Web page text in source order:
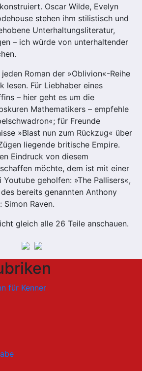
Oscar Wilde, Evelyn
stehen ihm stilistisch und
Unterhaltungsliteratur,
– ich würde von unterhaltender
Roman der »Oblivion«-Reihe
lesen. Für Liebhaber eines
– hier geht es um die
Mathematikers – empfehle
für Freunde
»Blast nun zum Rückzug« über
liegende britische Empire.
Eindruck von diesem
möchte, dem ist mit einer
geholfen: »The Pallisers«,
bereits genannten Anthony
Simon Raven.
gleich alle 26 Teile anschauen.
für Kenner